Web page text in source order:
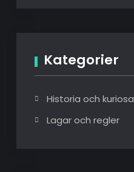
Kategorier
Historia och kuriosa
Lagar och regler